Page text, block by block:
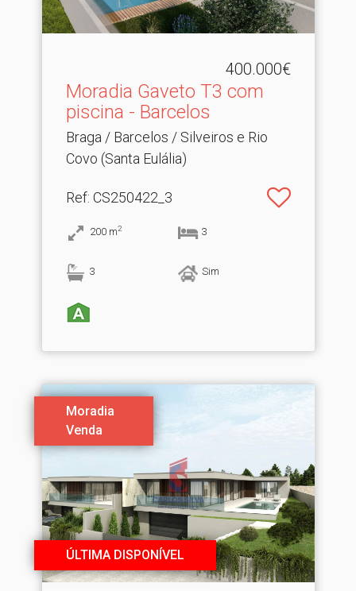
400.000€
Moradia Gaveto T3 com
piscina - Barcelos
Braga / Barcelos / Silveiros e Rio
Covo (Santa Eulália)
Ref: CS250422_3
200 m2 3
3 Sim
Moradia
Venda
ÚLTIMA DISPONÍVEL